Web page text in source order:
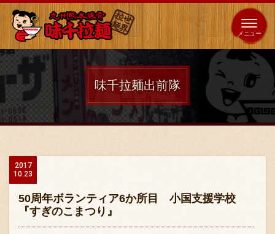
全国
展開 海外 653 店 64 店
ホーム
店舗案内
味千拉麺出前隊
2017
10.23
50周年ボランティア6か所目 小国支援学校
『すぎのこまつり』